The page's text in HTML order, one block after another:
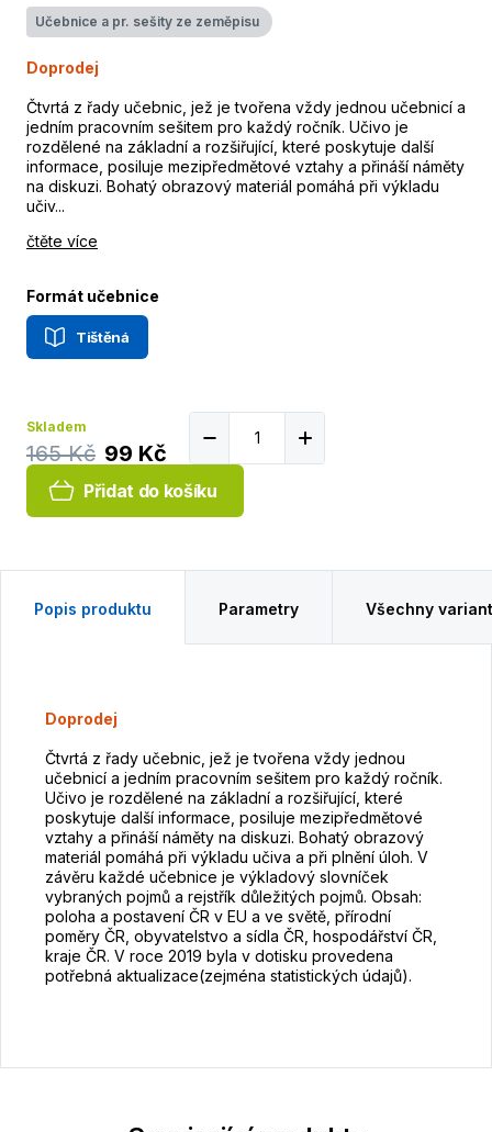
Učebnice a pr. sešity ze zeměpisu
Doprodej
Čtvrtá z řady učebnic, jež je tvořena vždy jednou učebnicí a
jedním pracovním sešitem pro každý ročník. Učivo je
rozdělené na základní a rozšiřující, které poskytuje další
informace, posiluje mezipředmětové vztahy a přináší náměty
na diskuzi. Bohatý obrazový materiál pomáhá při výkladu
učiv...
čtěte více
Formát učebnice
Tištěná
Skladem
165 Kč 99 Kč
Přidat do košíku
Popis produktu Parametry Všechny
Doprodej
Čtvrtá z řady učebnic, jež je tvořena vždy jednou
učebnicí a jedním pracovním sešitem pro každý ročník.
Učivo je rozdělené na základní a rozšiřující, které
poskytuje další informace, posiluje mezipředmětové
vztahy a přináší náměty na diskuzi. Bohatý obrazový
materiál pomáhá při výkladu učiva a při plnění úloh. V
závěru každé učebnice je výkladový slovníček
vybraných pojmů a rejstřík důležitých pojmů. Obsah:
poloha a postavení ČR v EU a ve světě, přírodní
poměry ČR, obyvatelstvo a sídla ČR, hospodářství ČR,
kraje ČR. V roce 2019 byla v dotisku provedena
potřebná aktualizace(zejména statistických údajů).